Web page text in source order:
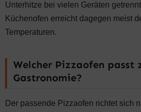
Unterhitze bei vielen Geräten
Küchenofen erreicht dagegen meist
Temperaturen.
Welcher Pizzaofen passt
Gastronomie?
Der passende Pizzaofen richtet sich